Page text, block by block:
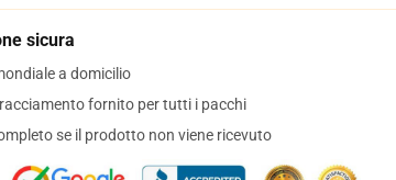
sicura
a domicilio
fornito per tutti i pacchi
se il prodotto non viene ricevuto